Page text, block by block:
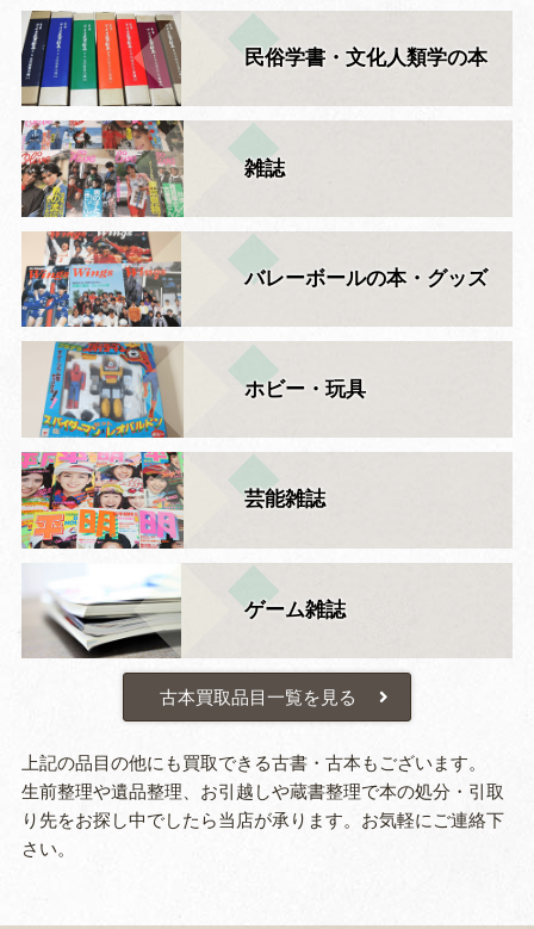
民俗学書・文化人類学の本
雑誌
バレーボールの本・グッズ
ホビー・玩具
芸能雑誌
ゲーム雑誌
古本買取品目一覧を見る
上記の品目の他にも買取できる古書・古本もございます。
生前整理や遺品整理、お引越しや蔵書整理で本の処分・引取
り先をお探し中でしたら当店が承ります。お気軽にご連絡下
さい。